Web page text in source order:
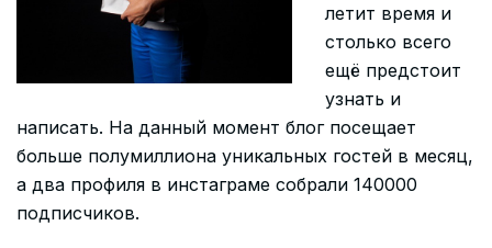
летит время и
столько всего
ещё предстоит
узнать и
написать. На данный момент блог посещает
больше полумиллиона уникальных гостей в месяц,
а два профиля в инстаграме собрали 140000
подписчиков.